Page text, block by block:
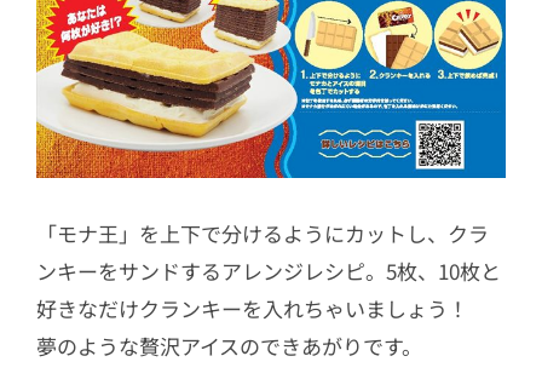
「モナ王」を上下で分けるようにカットし、クラ
ンキーをサンドするアレンジレシピ。5枚、10枚と
好きなだけクランキーを入れちゃいましょう！
夢のような贅沢アイスのできあがりです。